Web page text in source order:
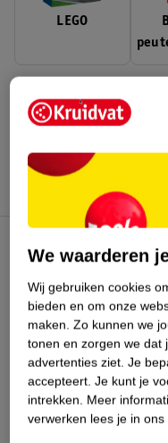
LEGO
speelgoedassortiment
allerkleinsten. Dat
kleintje!
acties in defolder
Kruidvat Club
Klantenservice
Over Kruidvat
We waarderen
Wij gebruiken cookies
bieden en om onze
maken. Zo kunnen we
tonen en zorgen we dat
advertenties ziet. Je
accepteert. Je kunt je
intrekken. Meer
verwerken lees je in ons